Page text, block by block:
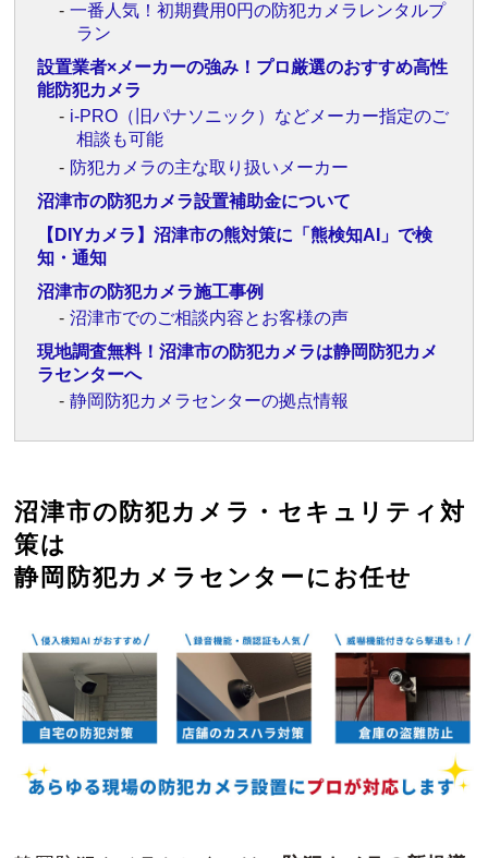
一番人気！初期費用0円の防犯カメラレンタルプ
ラン
設置業者×メーカーの強み！プロ厳選のおすすめ高性
能防犯カメラ
i-PRO（旧パナソニック）などメーカー指定のご
相談も可能
防犯カメラの主な取り扱いメーカー
沼津市の防犯カメラ設置補助金について
【DIYカメラ】沼津市の熊対策に「熊検知AI」で検
知・通知
沼津市の防犯カメラ施工事例
沼津市でのご相談内容とお客様の声
現地調査無料！沼津市の防犯カメラは静岡防犯カメ
ラセンターへ
静岡防犯カメラセンターの拠点情報
沼津市の防犯カメラ・セキュリティ対
策は
静岡防犯カメラセンターにお任せ